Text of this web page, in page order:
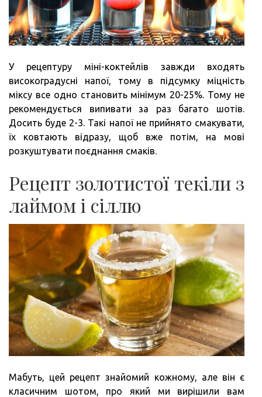
У рецептуру міні-коктейлів завжди входять
високоградусні напої, тому в підсумку міцність
міксу все одно становить мінімум 20-25%. Тому не
рекомендується випивати за раз багато шотів.
Досить буде 2-3. Такі напої не прийнято смакувати,
їх ковтають відразу, щоб вже потім, на мові
розкуштувати поєднання смаків.
Рецепт золотистої текіли з
лаймом і сіллю
Мабуть, цей рецепт знайомий кожному, але він є
класичним шотом, про який ми вирішили вам